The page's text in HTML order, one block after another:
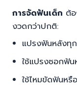
การจัดฟันเด็ก ต้
งวดกว่าปกติ:
แปรงฟันหลังทุก
ใช้แปรงซอกฟั
ใช้ไหมขัดฟันห